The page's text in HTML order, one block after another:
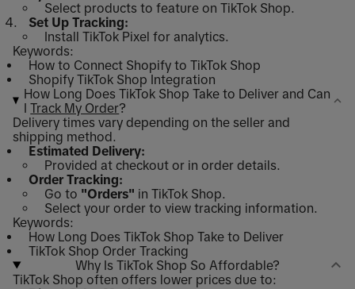
Select products to feature on TikTok Shop.
Set Up Tracking:
Install TikTok Pixel for analytics.
Keywords:
How to Connect Shopify to TikTok Shop
Shopify TikTok Shop Integration
How Long Does TikTok Shop Take to Deliver and Can
ITrack My Order?
Delivery times vary depending on the seller and
shipping method.
Estimated Delivery:
Provided at checkout or in order details.
Order Tracking:
Go to "Orders" in TikTok Shop.
Select your order to view tracking information.
Keywords:
How Long Does TikTok Shop Take to Deliver
TikTok Shop Order Tracking
Why Is TikTok Shop So Affordable?
TikTok Shop often offers lower prices due to: